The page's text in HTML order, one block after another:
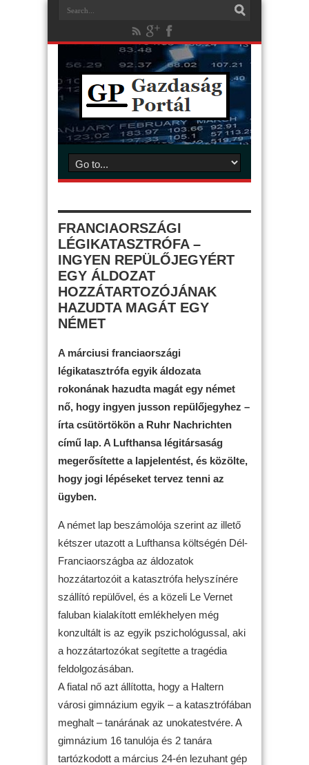
FRANCIAORSZÁGI
LÉGIKATASZTRÓFA –
INGYEN REPÜLŐJEGYÉRT
EGY ÁLDOZAT
HOZZÁTARTOZÓJÁNAK
HAZUDTA MAGÁT EGY
NÉMET
A márciusi franciaországi
légikatasztrófa egyik áldozata
rokonának hazudta magát egy német
nő, hogy ingyen jusson repülőjegyhez –
írta csütörtökön a Ruhr Nachrichten
című lap. A Lufthansa légitársaság
megerősítette a lapjelentést, és közölte,
hogy jogi lépéseket tervez tenni az
ügyben.
A német lap beszámolója szerint az illető
kétszer utazott a Lufthansa költségén Dél-
Franciaországba az áldozatok
hozzátartozóit a katasztrófa helyszínére
szállító repülővel, és a közeli Le Vernet
faluban kialakított emlékhelyen még
konzultált is az egyik pszichológussal, aki
a hozzátartozókat segítette a tragédia
feldolgozásában.
A fiatal nő azt állította, hogy a Haltern
városi gimnázium egyik – a katasztrófában
meghalt – tanárának az unokatestvére. A
gimnázium 16 tanulója és 2 tanára
tartózkodott a március 24-én lezuhant gép